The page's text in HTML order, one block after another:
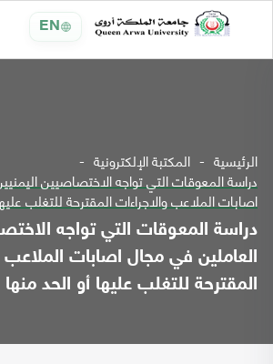
EN
الرئيسية المكتبة الإلكترونية
دراسة المعوقات التي تواجه الاختصاصيين
اصابات الملاعب والاجراءات المقترحة للتغلب
دراسة المعوقات التي تواجه
العاملين في مجال اصابات الملاعب
المقترحة للتغلب عليها أو الحد منها